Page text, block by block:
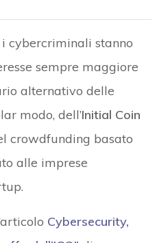
cybercriminali stanno
sempre maggiore
alternativo delle
modo, dell’Initial Coin
crowdfunding basato
alle imprese
Cybersecurity,